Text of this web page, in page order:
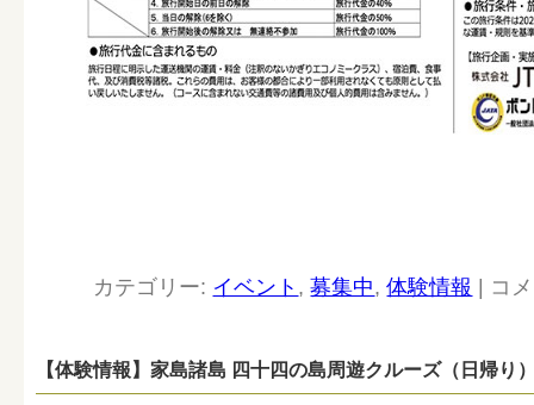
カテゴリー: イベント ,募集中,体験情報 コ
【体験情報】家島諸島 四十四の島周遊クルーズ（日帰り